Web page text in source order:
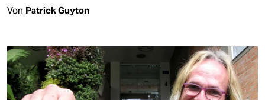
Von Patrick Guyton